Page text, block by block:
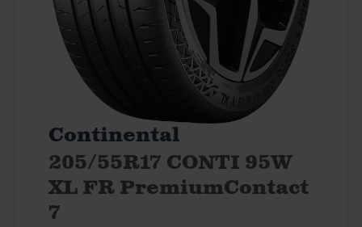
Continental
205/55R17 CONTI 95W
XL FR PremiumContact
7